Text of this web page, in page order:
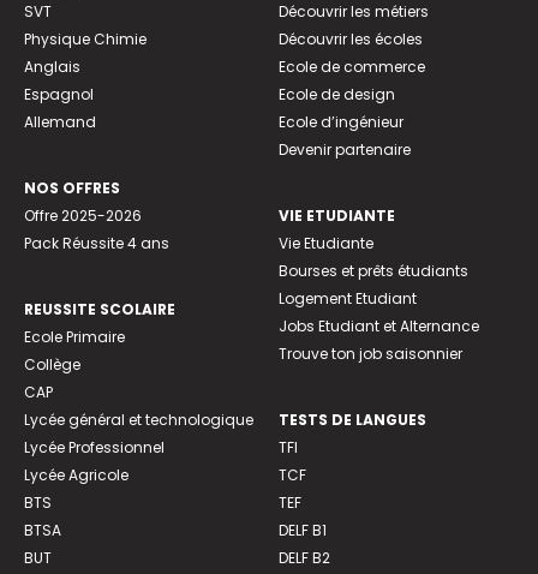
SVT
Physique Chimie
Anglais
Espagnol
Allemand
NOS OFFRES
Offre 2025-2026
Pack Réussite 4 ans
REUSSITE SCOLAIRE
Ecole Primaire
Collège
CAP
Lycée général et technologique
Lycée Professionnel
Lycée Agricole
BTS
BTSA
BUT
Découvrir les métiers
Découvrir les écoles
Ecole de commerce
Ecole de design
Ecole d’ingénieur
Devenir partenaire
VIE ETUDIANTE
Vie Etudiante
Bourses et prêts étudiants
Logement Etudiant
Jobs Etudiant et Alternance
Trouve ton job saisonnier
TESTS DE LANGUES
TFI
TCF
TEF
DELF B1
DELF B2